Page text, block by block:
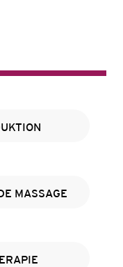
MASSAGE